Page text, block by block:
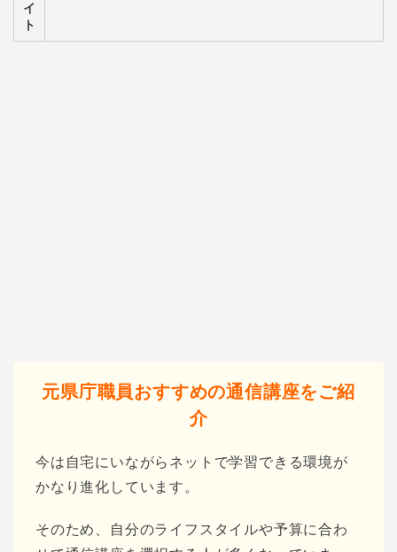
イ
ト
元県庁職員おすすめの通信講座をご紹
介
今は自宅にいながらネットで学習できる環境が
かなり進化しています。
そのため、自分のライフスタイルや予算に合わ